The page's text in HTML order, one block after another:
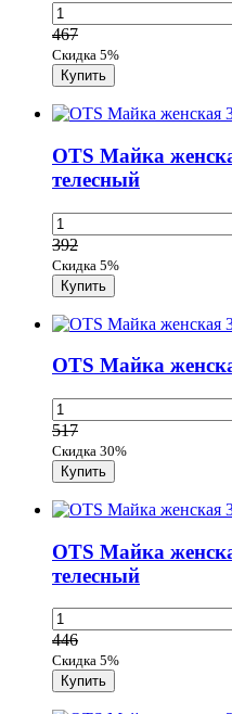
467
Скидка 5%
OTS Майка
телесный
392
Скидка 5%
OTS Майка
517
Скидка 30%
OTS Майка
телесный
446
Скидка 5%